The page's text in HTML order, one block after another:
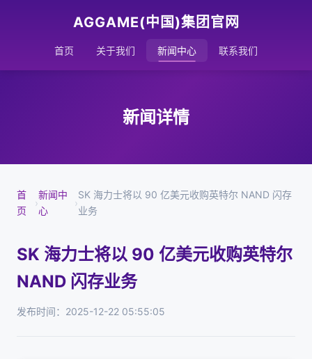
AGGAME(中国)集团官网
首页 关于我们 新闻中心 联系我们
新闻详情
首
页
›
新闻中
心
›
SK 海力士将以 90 亿美元收购英特尔 NAND 闪存
业务
SK 海力士将以 90 亿美元收购英特尔
NAND 闪存业务
发布时间：2025-12-22 05:55:05